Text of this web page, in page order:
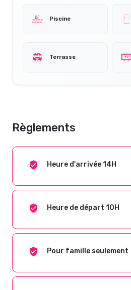
Piscine
Terrasse
Règlements
Heure d'arrivée 14H
Heure de départ 10H
Pour famille seulement